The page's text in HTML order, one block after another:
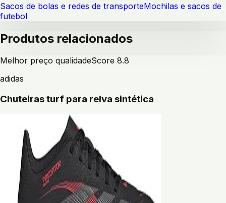
Sacos de bolas e redes de transporteMochilas e sacos de
futebol
Produtos relacionados
Melhor preço qualidadeScore 8.8
adidas
Chuteiras turf para relva sintética